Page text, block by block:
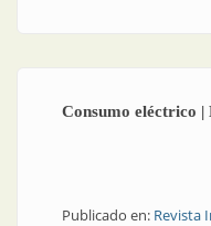
Consumo eléctrico |
Publicado en: Revista